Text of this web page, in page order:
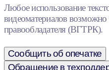
Любое использование
видеоматериалов возможно
правообладателя (ВГТРК).
Сообщить об опечатке
Обращение в